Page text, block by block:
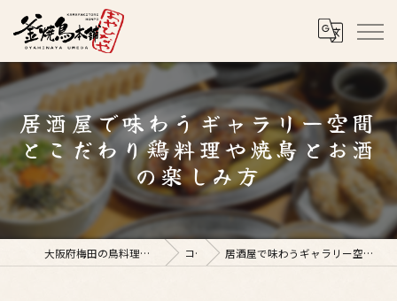
居酒屋で味わうギャラリー空間
とこだわり鶏料理や焼鳥とお酒
の楽しみ方
大阪府梅田の鳥料理なら釜焼鳥本舗おやひなや 梅田店 コラム 居酒屋で味わうギャラリー空間とこだわり鶏料理や焼鳥とお酒の楽しみ方